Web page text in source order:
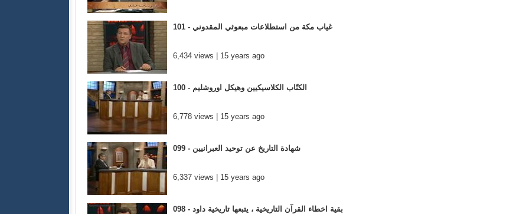
101 - غياب مكة من استطلاعات مبعوثي المقدوني
6,434 views | 15 years ago
100 - الكتّاب الكلاسيكيين وهيكل اوروشليم
6,778 views | 15 years ago
099 - شهادة التاريخ عن توحيد العبرانيين
6,337 views | 15 years ago
098 - بقية اخطاء القرآن التاريخية ، يتبعها تاريخية داود